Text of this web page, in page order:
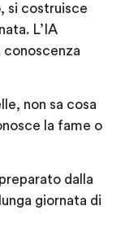
si costruisce
L’IA
conoscenza
non sa cosa
la fame o
dalla
giornata di